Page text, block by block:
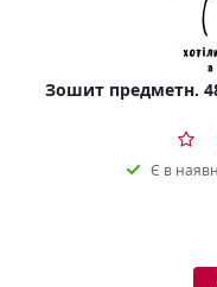
Зошит предметн.
Є в